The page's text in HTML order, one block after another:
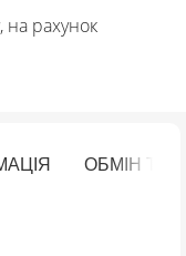
на рахунок
ОБМІН ТА